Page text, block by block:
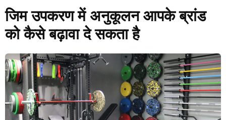
जिम उपकरण में अनुकूलन आपके ब्रांड
को कैसे बढ़ावा दे सकता है